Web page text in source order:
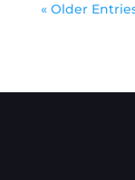
« Older